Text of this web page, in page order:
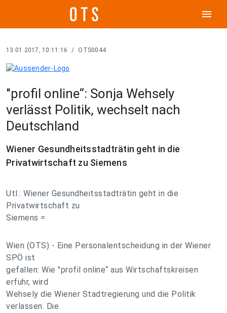
menu
13.01.2017, 10:11:16 / OTS0044
"profil online“: Sonja Wehsely
verlässt Politik, wechselt nach
Deutschland
Wiener Gesundheitsstadträtin geht in die
Privatwirtschaft zu Siemens
Utl.: Wiener Gesundheitsstadträtin geht in die
Privatwirtschaft zu
Siemens =
Wien (OTS) - Eine Personalentscheidung in der Wiener
SPÖ ist
gefallen: Wie "profil online“ aus Wirtschaftskreisen
erfuhr, wird
Wehsely die Wiener Stadtregierung und die Politik
verlassen. Die